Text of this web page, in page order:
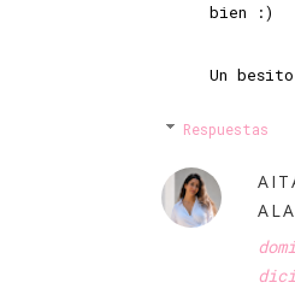
bien :)
Un
Respuestas